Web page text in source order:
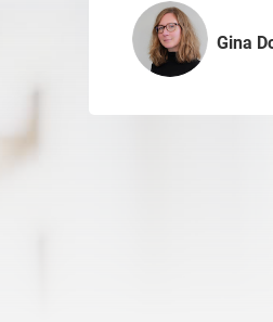
Gina